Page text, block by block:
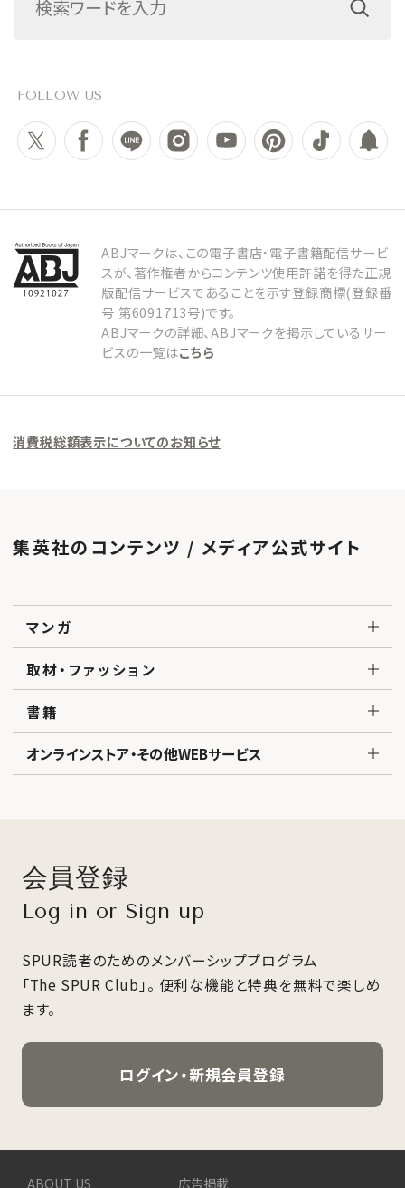
FOLLOW US
ABJマークは、この電子書店・電子書籍配信サービ
スが、著作権者からコンテンツ使用許諾を得た正規
版配信サービスであることを示す登録商標(登録番
号 第6091713号)です。
ABJマークの詳細、ABJマークを掲示しているサー
ビスの一覧はこちら
消費税総額表示についてのお知らせ
集英社のコンテンツ / メディア公式サイト
マンガ
取材・ファッション
書籍
オンラインストア・その他WEBサービス
会員登録
Log in or Sign up
SPUR読者のためのメンバーシッププログラム
「The SPUR Club」。 便利な機能と特典を無料で楽しめ
ます。
ログイン・新規会員登録
ABOUT US 広告掲載